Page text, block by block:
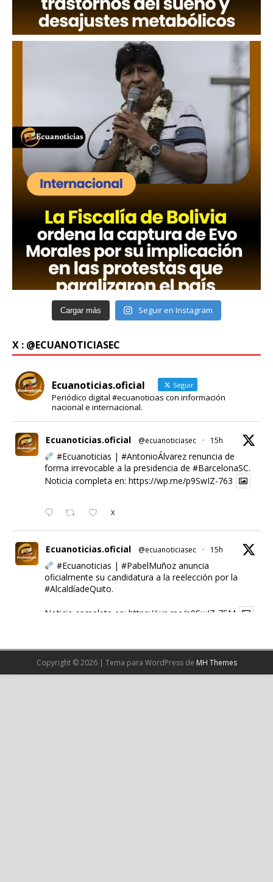
Cargar más Seguir en Instagram
X : @ECUANOTICIASEC
Ecuanoticias.oficial Seguir
Periódico digital #ecuanoticias con información
nacional e internacional.
Ecuanoticias.oficial @ecuanoticiasec · 15h
#Ecuanoticias | #AntonioÁlvarezrenuncia de
forma irrevocable a la presidencia de #BarcelonaSC.
Noticia completa en: https://wp.me/p9SwIZ-763
X
Ecuanoticias.oficial @ecuanoticiasec · 15h
#Ecuanoticias | #PabelMuñozanuncia
oficialmente su candidatura a la reelección por la
#AlcaldíadeQuito.
Noticia completa en: https://wp.me/p9SwIZ-75M
Cargar más
Copyright © 2026 | Tema para WordPress de MH Themes